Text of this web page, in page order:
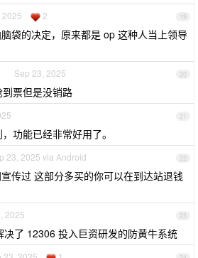
19
2025 2
袋的决定，原来都是 op 这种人当上领导
20
Sep 23, 2025
票但是没销路
21
功能已经非常好用了。
22
23, 2025 via Android
传过 这部分多买的你可以在到达站退钱
23
2025
决了 12306 投入巨资研发的防黄牛系统